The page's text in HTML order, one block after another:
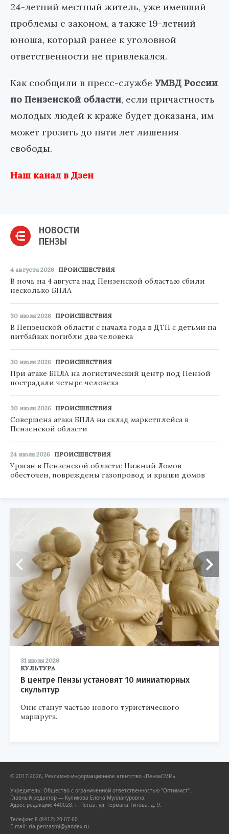
24-летний местный житель, уже имевший
проблемы с законом, а также 19-летний
юноша, который ранее к уголовной
ответственности не привлекался.
Как сообщили в пресс-службе УМВД России
по Пензенской области, если причастность
молодых людей к краже будет доказана, им
может грозить до пяти лет лишения
свободы.
Наш канал в Дзен
НОВОСТИ
ПЕНЗЫ
4 августа 2026 ПРОИСШЕСТВИЯ
В ночь на 4 августа над Пензенской областью сбили
несколько БПЛА
30 июля 2026 ПРОИСШЕСТВИЯ
В Пензенской области с начала года в ДТП с детьми на
питбайках погибли два человека
30 июля 2026 ПРОИСШЕСТВИЯ
При атаке БПЛА на логистический центр под Пензой
пострадали четыре человека
30 июля 2026 ПРОИСШЕСТВИЯ
Совершена атака БПЛА на склад маркетплейса в
Пензенской области
24 июля 2026 ПРОИСШЕСТВИЯ
Ураган в Пензенской области: Нижний Ломов
обесточен, повреждены газопровод и крыши домов
31 июля 2026
КУЛЬТУРА
В центре Пензы установят 10 миниатюрных
скульптур
Они станут частью нового туристического
маршрута.
© 2017-2026, Рекламно-информационное агентство «ПензаСМИ».
Учредитель: Общество с ограниченной ответственностью "Оптимист".
Главный редактор — Куликова Елена Муллануровна.
Адрес редакции: 440028, г. Пенза, ул. Германа Титова, д. 9.
Телефон: 8 (8412) 20-07-60
E-mail: ria.penzasmi@yandex.ru